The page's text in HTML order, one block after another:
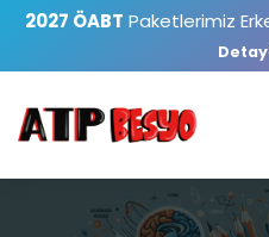
2027 ÖABT Paketlerimiz